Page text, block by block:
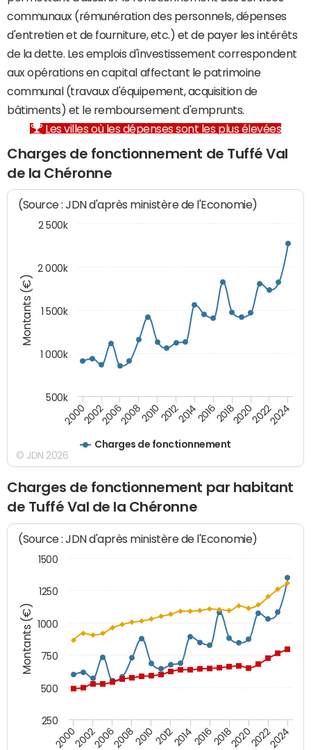
communaux (rémunération des personnels, dépenses
d'entretien et de fourniture, etc.) et de payer les intérêts
de la dette. Les emplois d'investissement correspondent
aux opérations en capital affectant le patrimoine
communal (travaux d'équipement, acquisition de
bâtiments) et le remboursement d'emprunts.
Les villes où les dépenses sont les plus élevées
Charges de fonctionnement de Tuffé Val
de la Chéronne
Montants (€)
(Source : JDN d'après ministère de l'Economie)
Charges de fonctionnement
200020022006200820102012201420162018202020222024
500k
1 000k
1 500k
2 000k
2 500k
© JDN 2026
Charges de fonctionnement par habitant
de Tuffé Val de la Chéronne
Montants (€)
(Source : JDN d'après ministère de l'Economie)
200020022006200820102012201420162018202020222024
250
500
750
1000
1250
1500